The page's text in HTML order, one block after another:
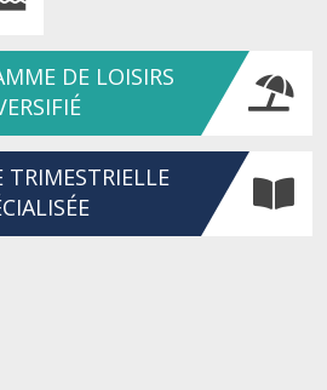
DE LOISIRS
TRIMESTRIELLE